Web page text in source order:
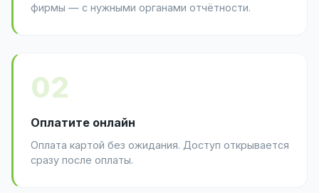
фирмы — с нужными органами отчётности.
02
Оплатите онлайн
Оплата картой без ожидания. Доступ открывается
сразу после оплаты.